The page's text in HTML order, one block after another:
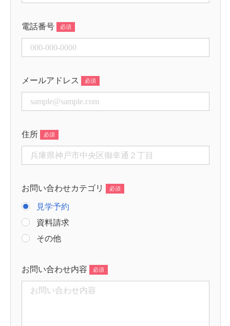
電話番号
メールアドレス
住所
お問い合わせカテゴリ
見学予約
資料請求
その他
お問い合わせ内容